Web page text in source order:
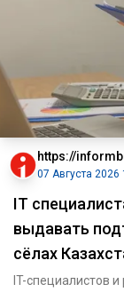
https://
07 Августа 2026
IT
выдавать
сёлах
IT-специалистов